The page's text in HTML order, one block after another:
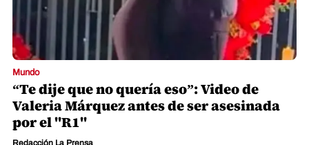
Mundo
“Te dije que no quería eso”: Video de
Valeria Márquez antes de ser asesinada
por el "R1"